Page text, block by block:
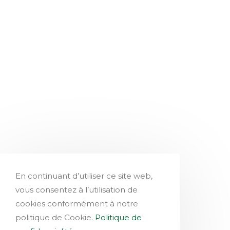
En continuant d’utiliser ce site web,
vous consentez à l’utilisation de
cookies conformément à notre
politique de Cookie. Politique de